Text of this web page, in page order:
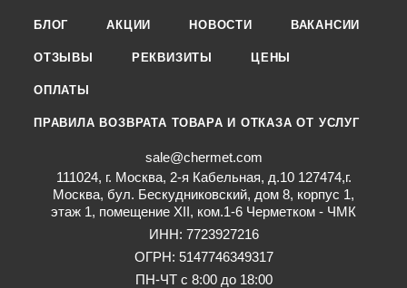
БЛОГ АКЦИИ НОВОСТИ ВАКАНСИИ
ОТЗЫВЫ РЕКВИЗИТЫ ЦЕНЫ
ОПЛАТЫ
ПРАВИЛА ВОЗВРАТА ТОВАРА И ОТКАЗА ОТ УСЛУГ
sale@chermet.com
111024, г. Москва, 2-я Кабельная, д.10 127474,г.
Москва, бул. Бескудниковский, дом 8, корпус 1,
этаж 1, помещение XII, ком.1-6 Черметком - ЧМК
ИНН: 7723927216
ОГРН: 5147746349317
ПН-ЧТ с 8:00 до 18:00